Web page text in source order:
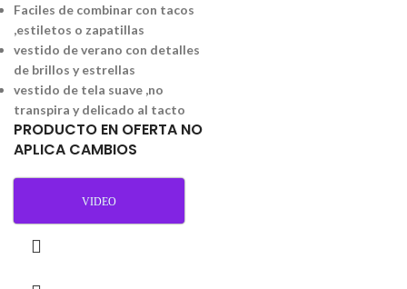
Faciles de combinar con tacos
,estiletos o zapatillas
vestido de verano con detalles
de brillos y estrellas
vestido de tela suave ,no
transpira y delicado al tacto
PRODUCTO EN OFERTA NO
APLICA CAMBIOS
VIDEO